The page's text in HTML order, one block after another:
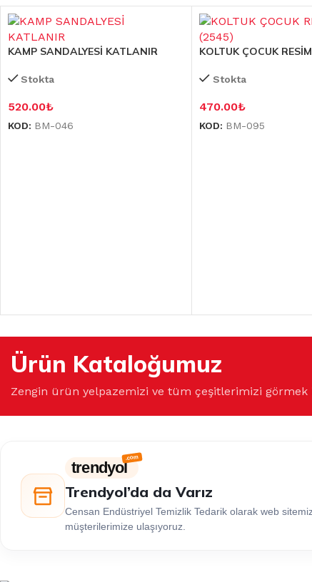
KAMP SANDALYESİ KATLANIR
Stokta
520.00₺
KOD: BM-046
KOLTUK ÇOCUK
Stokta
470.00₺
KOD: BM-095
Ürün Kataloğumuz
Zengin ürün yelpazemizi ve tüm çeşitlerimizi
trendyol
Trendyol’da da Varız
Censan Endüstriyel Temizlik Tedarik olarak web
müşterilerimize ulaşıyoruz.